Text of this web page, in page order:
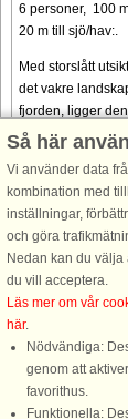
6 personer, 100
20 m till sjö/hav:.
Med storslått
det vakre
fjorden, ligger
fjorden i den lille
vakre vår- og
från
Så här
Vi använder data
kombination med
inställningar,
och göra
Nedan kan du
du vill acceptera.
Läs mer om vår
här.
Nödvändiga:
genom att
favorithus.
Funktionella: